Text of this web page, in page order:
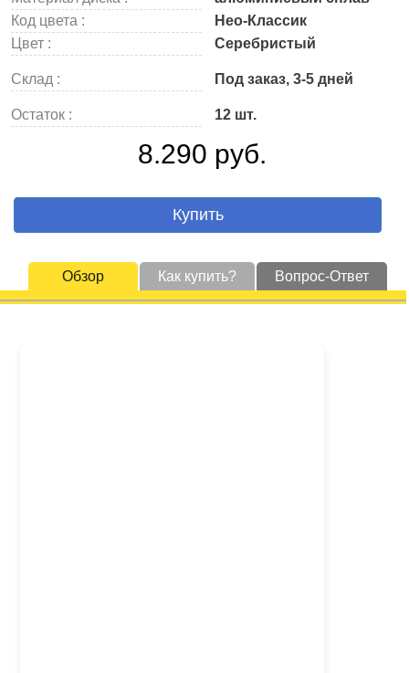
Код цвета :
Нео-Классик
Цвет :
Серебристый
Склад : Под заказ, 3-5 дней
Остаток : 12 шт.
8.290 руб.
Купить
Обзор Как купить? Вопрос-Ответ